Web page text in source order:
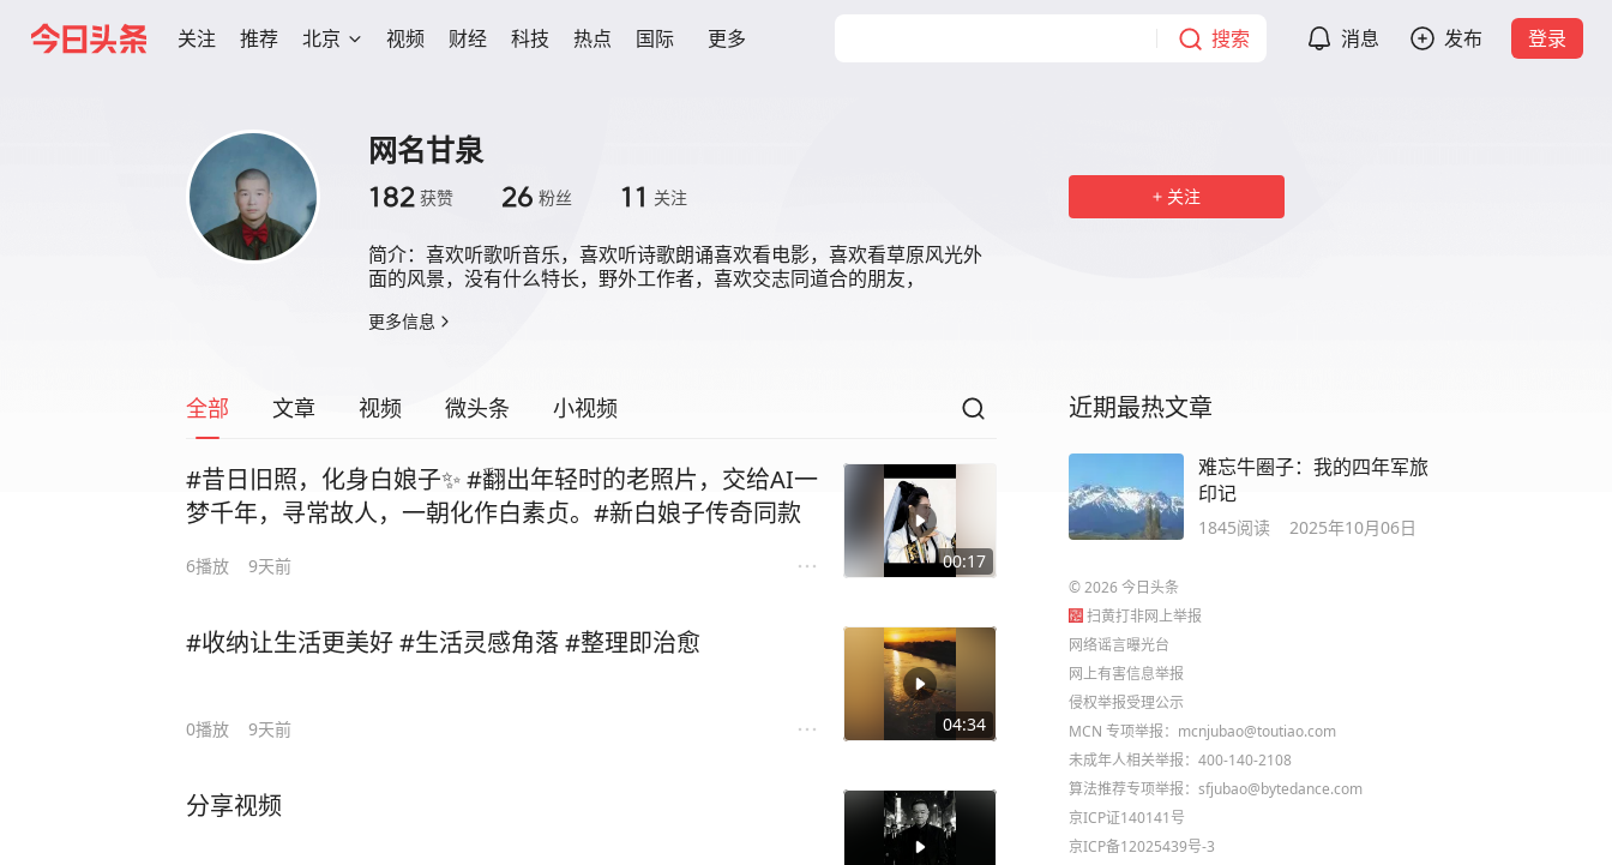
关注 推荐 北京 视频 财经 科技 热点 国际 更多 搜索 消息 发布 登录
网名甘泉
182 获赞 26 粉丝 11 关注
简介： 喜欢听歌听音乐，喜欢听诗歌朗诵喜欢看电影，喜欢看草原风光外
面的风景，没有什么特长，野外工作者，喜欢交志同道合的朋友，
更多信息
关注
全部 文章 视频 微头条 小视频
00:17
#昔日旧照，化身白娘子✨ #翻出年轻时的老照片，交给AI一
梦千年，寻常故人，一朝化作白素贞。#新白娘子传奇同款
6播放 9天前
04:34
#收纳让生活更美好 #生活灵感角落 #整理即治愈
0播放 9天前
分享视频
近期最热文章
难忘牛圈子：我的四年军旅
印记
1845阅读 2025年10月06日
©2026今日头条
扫黄打非网上举报
网络谣言曝光台
网上有害信息举报
侵权举报受理公示
MCN 专项举报：mcnjubao@toutiao.com
未成年人相关举报：400-140-2108
算法推荐专项举报：sfjubao@bytedance.com
京ICP证140141号
京ICP备12025439号-3